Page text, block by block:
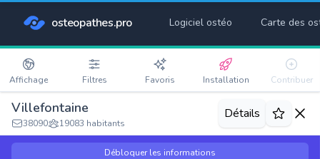
osteopathes.pro Logiciel ostéo Carte des
Affichage Filtres Favoris Installation Contribuer
Villefontaine
38090 19083 habitants
Détails
Débloquer les informations